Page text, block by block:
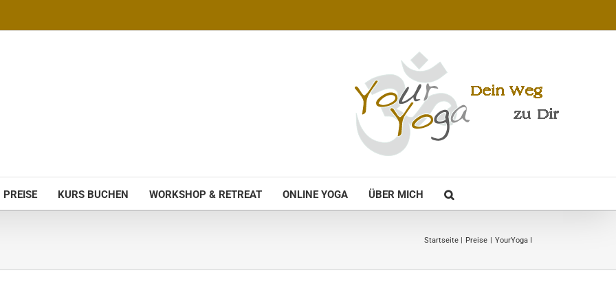
PREISE KURS BUCHEN WORKSHOP & RETREAT ONLINE YOGA ÜBER MICH
Startseite Preise YourYoga I